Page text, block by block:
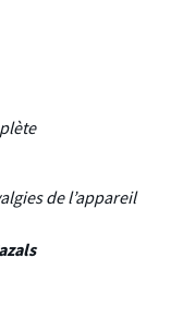
de l’appareil